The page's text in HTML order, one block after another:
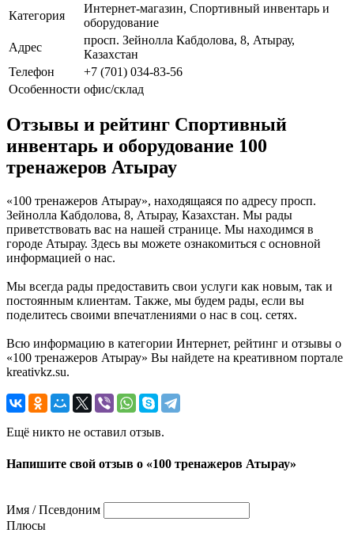
Категория
Интернет-магазин, Спортивный инвентарь и
оборудование
Адрес
просп. Зейнолла Кабдолова, 8, Атырау,
Казахстан
Телефон
+7 (701) 034-83-56
Особенности офис/склад
Отзывы и рейтинг Спортивный
инвентарь и оборудование 100
тренажеров Атырау
«100 тренажеров Атырау», находящаяся по адресу просп.
Зейнолла Кабдолова, 8, Атырау, Казахстан. Мы рады
приветствовать вас на нашей странице. Мы находимся в
городе Атырау. Здесь вы можете ознакомиться с основной
информацией о нас.
Мы всегда рады предоставить свои услуги как новым, так и
постоянным клиентам. Также, мы будем рады, если вы
поделитесь своими впечатлениями о нас в соц. сетях.
Всю информацию в категории Интернет, рейтинг и отзывы о
«100 тренажеров Атырау» Вы найдете на креативном портале
kreativkz.su.
Ещё никто не оставил отзыв.
Напишите свой отзыв о «100 тренажеров Атырау»
Имя / Псевдоним
Плюсы